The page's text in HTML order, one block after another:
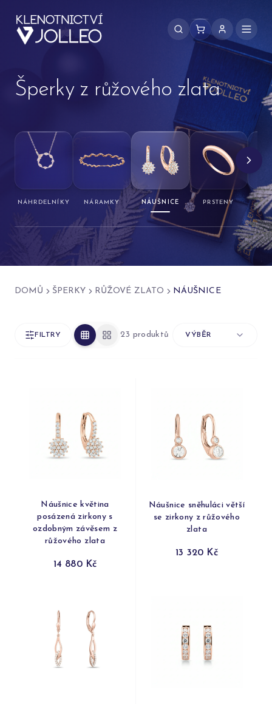
Šperky z růžového zlata
NÁHRDELNÍKY NÁRAMKY NÁUŠNICE PRSTENY
DOMŮ ŠPERKY RŮŽOVÉ ZLATO NÁUŠNICE
FILTRY 23 produktů VÝBĚR
Náušnice květina
posázená zirkony s
ozdobným závěsem z
růžového zlata
14 880 Kč
Náušnice sněhuláci větší
se zirkony z růžového
zlata
13 320 Kč